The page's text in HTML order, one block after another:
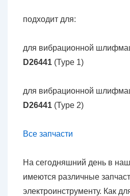
подходит для:
для вибрационной
D26441 (Type 1)
для вибрационной
D26441 (Type 2)
Все запчасти
На сегодняшний день в
имеются различные
электроинструменту. Как